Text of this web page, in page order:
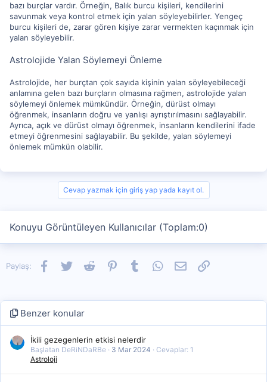
bazı burçlar vardır. Örneğin, Balık burcu kişileri, kendilerini
savunmak veya kontrol etmek için yalan söyleyebilirler. Yengeç
burcu kişileri de, zarar gören kişiye zarar vermekten kaçınmak için
yalan söyleyebilir.
Astrolojide Yalan Söylemeyi Önleme
Astrolojide, her burçtan çok sayıda kişinin yalan söyleyebileceği
anlamına gelen bazı burçların olmasına rağmen, astrolojide yalan
söylemeyi önlemek mümkündür. Örneğin, dürüst olmayı
öğrenmek, insanların doğru ve yanlışı ayrıştırılmasını sağlayabilir.
Ayrıca, açık ve dürüst olmayı öğrenmek, insanların kendilerini ifade
etmeyi öğrenmesini sağlayabilir. Bu şekilde, yalan söylemeyi
önlemek mümkün olabilir.
Cevap yazmak için giriş yap yada kayıt ol.
Konuyu Görüntüleyen Kullanıcılar (Toplam:0)
Paylaş: Facebook
TwitterReddit PinterestTumblrWhatsApp
E-postaLink
Benzer konular
İkili gezegenlerin etkisi nelerdir
Başlatan DeRiNDaRBe 3 Mar 2024
Cevaplar: 1
Astroloji